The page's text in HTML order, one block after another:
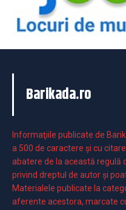
Barikada.ro
Informaţiile publicate de
a 500 de caractere şi cu
abatere de la această regulă
privind dreptul de autor și
Materialele publicate la
aferente acestora, marcate